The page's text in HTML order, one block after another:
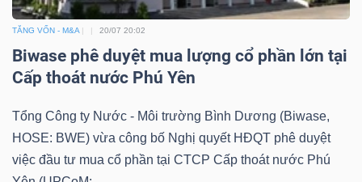
TĂNG VỐN - M&A 20/07 20:02
Biwase phê duyệt mua lượng cổ phần lớn tại
Cấp thoát nước Phú Yên
Tổng Công ty Nước - Môi trường Bình Dương (Biwase,
HOSE: BWE) vừa công bố Nghị quyết HĐQT phê duyệt
việc đầu tư mua cổ phần tại CTCP Cấp thoát nước Phú